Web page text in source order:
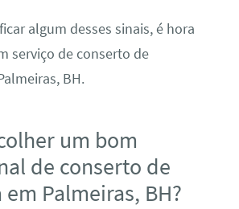
algum desses sinais, é hora
serviço de conserto de
BH.
um bom
de conserto de
Palmeiras, BH?